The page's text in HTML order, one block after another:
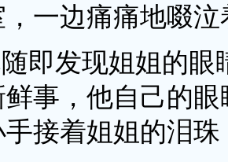
一边痛痛地啜
即发现姐姐的眼
事，他自己的
接着姐姐的泪